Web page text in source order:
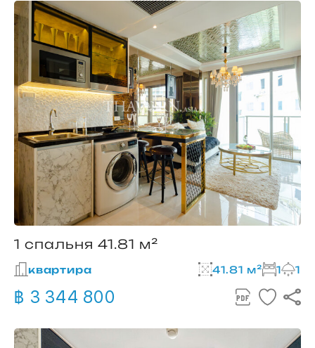
1 спальня 41.81 м²
квартира 41.81 м² 1 1
฿ 3 344 800